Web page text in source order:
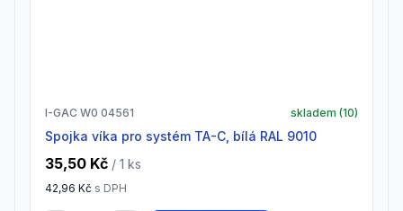
I-GAC W0 04561 skladem (10)
Spojka víka pro systém TA-C, bílá RAL 9010
35,50 Kč / 1 ks
42,96 Kč s DPH